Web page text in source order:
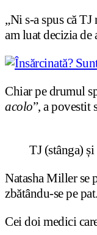
„Ni s-a spus că
am luat decizia de
Chiar pe drumul
acolo”, a povestit
TJ (stânga)
Natasha Miller se
zbătându-se pe
Cei doi medici